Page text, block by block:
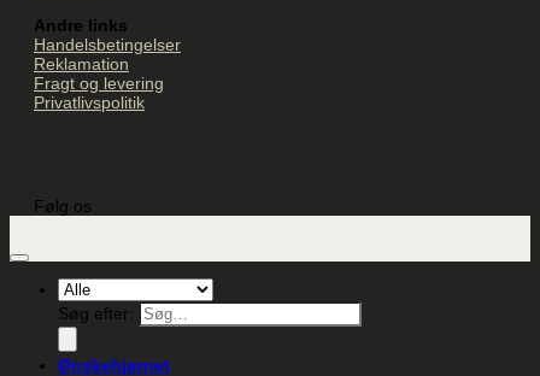
Andre links
Handelsbetingelser
Reklamation
Fragt og levering
Privatlivspolitik
Følg os
Søg efter:
Ønskehjørnet